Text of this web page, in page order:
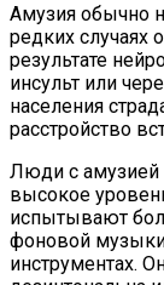
Амузия обычно
редких случаях
результате
инсульт или
населения
расстройство
Люди с амузией
высокое
испытывают
фоновой
инструментах.